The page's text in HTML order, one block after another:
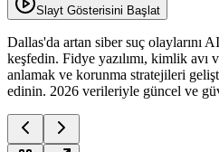
Slayt Gösterisini Başlat
Dallas'da artan siber suç olaylarını
keşfedin. Fidye yazılımı, kimlik
anlamak ve korunma stratejileri
edinin. 2026 verileriyle güncel ve